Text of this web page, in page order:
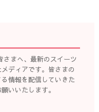
さまへ、最新のスイーツ
ディアです。皆さまの
情報を配信していきた
いいたします。